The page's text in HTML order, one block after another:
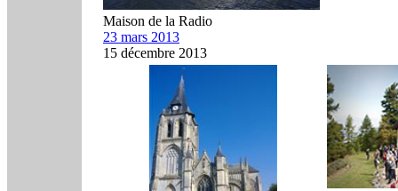
Maison de la Radio
23 mars 2013
15 décembre 2013